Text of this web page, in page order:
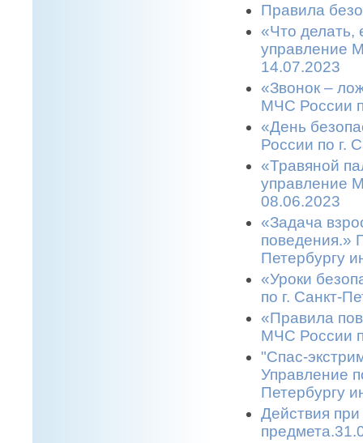
Правила
«Что делать,
управление
14.07.2023
«Звонок –
МЧС России
«День
России по г.
«Травяной
управление
08.06.2023
«Задача
поведения.»
Петербургу
«Уроки
по г. Санкт-
«Правила
МЧС России
"Спас-
Управление
Петербургу
Действия